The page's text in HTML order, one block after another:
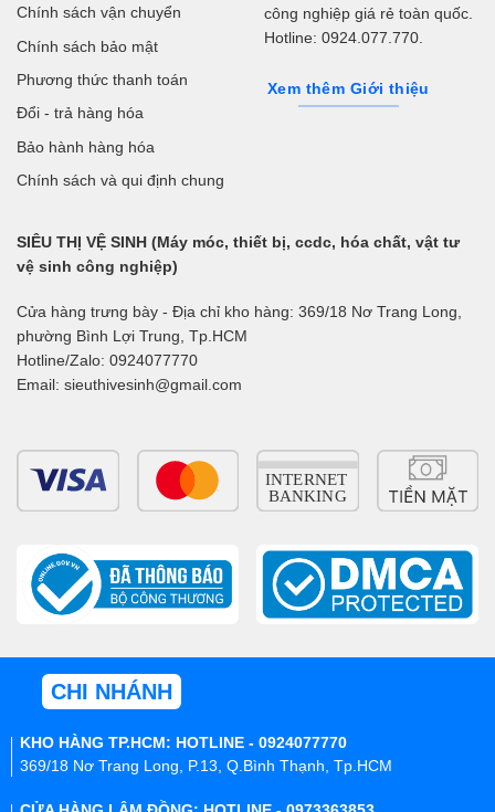
Chính sách vận chuyển
Chính sách bảo mật
Phương thức thanh toán
Đổi - trả hàng hóa
Bảo hành hàng hóa
Chính sách và qui định chung
công nghiệp giá rẻ toàn quốc.
Hotline: 0924.077.770.
Xem thêm Giới thiệu
SIÊU THỊ VỆ SINH (Máy móc, thiết bị, ccdc, hóa chất, vật tư
vệ sinh công nghiệp)
Cửa hàng trưng bày - Địa chỉ kho hàng: 369/18 Nơ Trang Long,
phường Bình Lợi Trung, Tp.HCM
Hotline/Zalo: 0924077770
Email: sieuthivesinh@gmail.com
CHI NHÁNH
KHO HÀNG TP.HCM: HOTLINE - 0924077770
369/18 Nơ Trang Long, P.13, Q.Bình Thạnh, Tp.HCM